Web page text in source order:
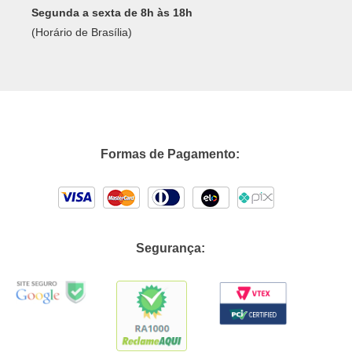
Segunda a sexta de 8h às 18h
(Horário de Brasília)
Formas de Pagamento:
Segurança: